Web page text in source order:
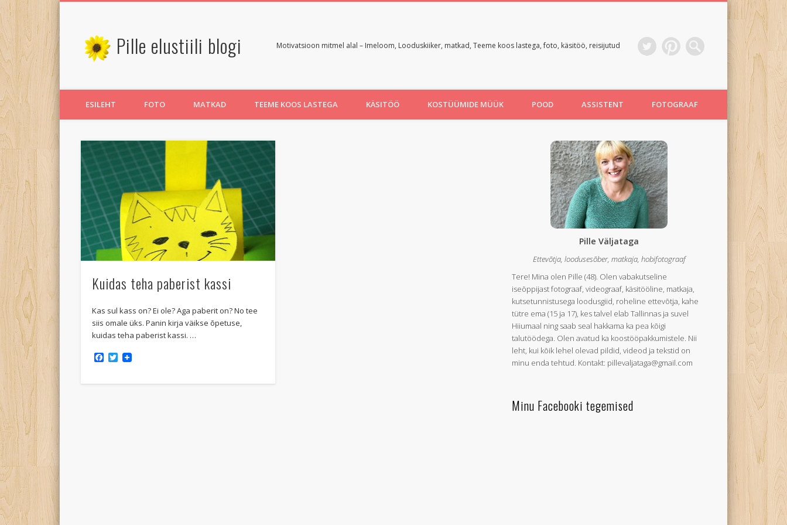
Pille elustiili blogi Motivatsioon mitmel alal – Imeloom, Looduskiiker, matkad, Teeme koos lastega, foto, käsitöö, reisijutud
Twitter Pinterest
ESILEHT FOTO MATKAD TEEME KOOS LASTEGA KÄSITÖÖ KOSTÜÜMIDE MÜÜK POOD ASSISTENT FOTOGRAAF
Kuidas teha paberist kassi
Kas sul kass on? Ei ole? Aga paberit on? No tee
siis omale üks. Panin kirja väikse õpetuse,
kuidas teha paberist kassi. …
Facebook
Twitter
Pille Väljataga
Ettevõtja, loodusesõber, matkaja, hobifotograaf
Tere! Mina olen Pille (48). Olen vabakutseline
iseõppijast fotograaf, videograaf, käsitööline, matkaja,
kutsetunnistusega loodusgiid, roheline ettevõtja, kahe
tütre ema (15 ja 17), kes talvel elab Tallinnas ja suvel
Hiiumaal ning saab seal hakkama ka pea kõigi
talutöödega. Olen avatud ka koostööpakkumistele. Nii
leht, kui kõik lehel olevad pildid, videod ja tekstid on
minu enda tehtud. Kontakt: pillevaljataga@gmail.com
Minu Facebooki tegemised